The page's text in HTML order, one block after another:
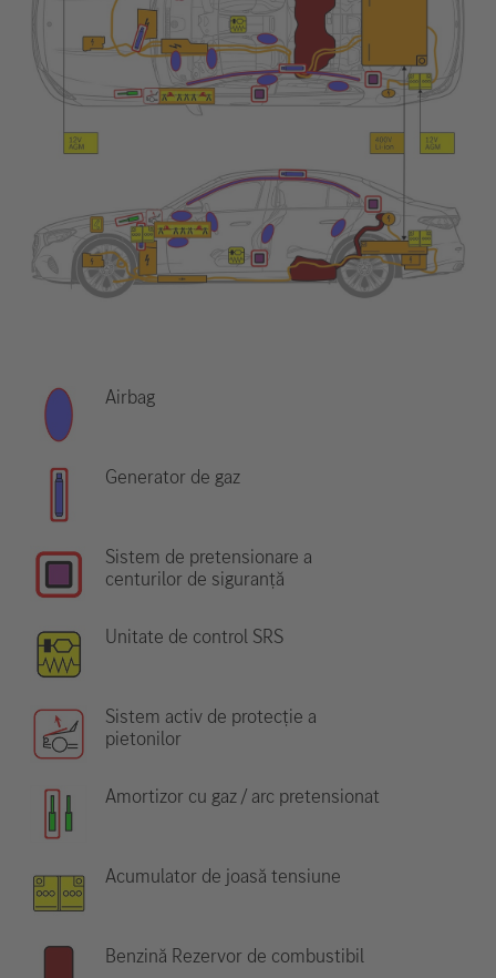
Airbag
Generator de gaz
Sistem de pretensionare a
centurilor de siguranță
Unitate de control SRS
Sistem activ de protecție a
pietonilor
Amortizor cu gaz / arc pretensionat
Acumulator de joasă tensiune
Benzină Rezervor de combustibil